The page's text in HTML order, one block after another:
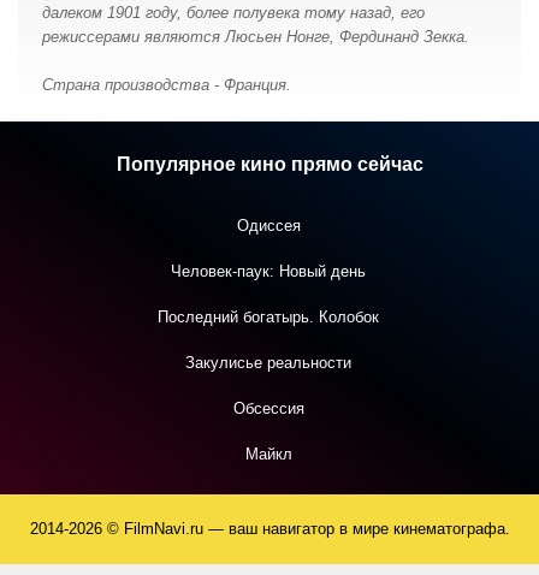
далеком 1901 году, более полувека тому назад, его
режиссерами являются Люсьен Нонге, Фердинанд Зекка.
Страна производства - Франция.
Популярное кино прямо сейчас
Одиссея
Человек-паук: Новый день
Последний богатырь. Колобок
Закулисье реальности
Обсессия
Майкл
2014-2026 © FilmNavi.ru — ваш навигатор в мире кинематографа.